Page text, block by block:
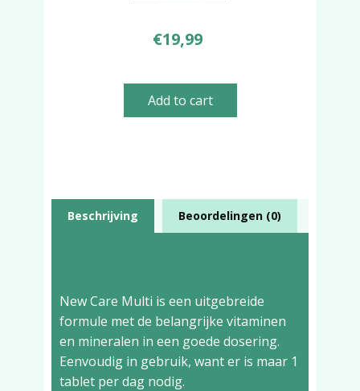
€19,99
Add to cart
Beschrijving Beoordelingen (0)
New Care Multi is een uitgebreide
formule met de belangrijke vitaminen
en mineralen in een goede dosering.
Eenvoudig in gebruik, want er is maar 1
tablet per dag nodig.